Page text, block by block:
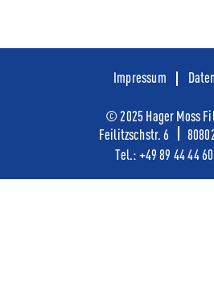
Impressum
© 2025 Hager Moss
Feilitzschstr. 6
Tel.:+4989 44 44